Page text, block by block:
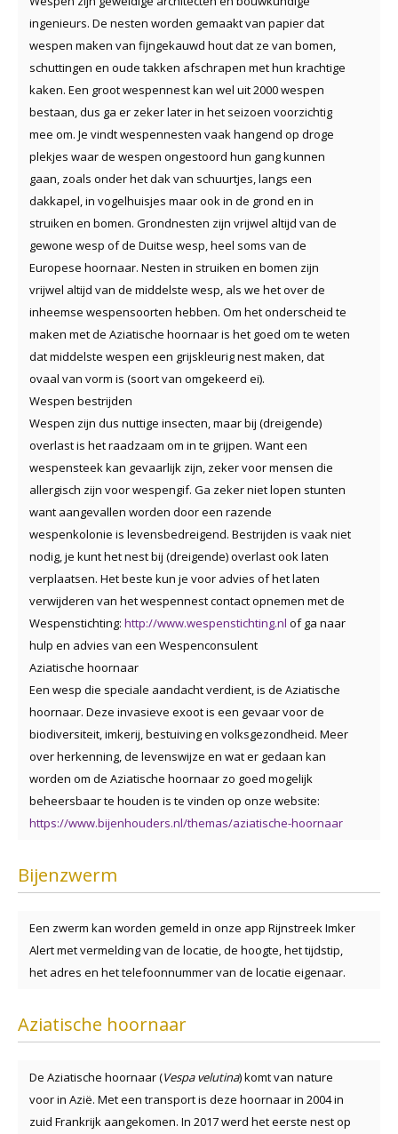
ingenieurs. De nesten worden gemaakt van papier dat
wespen maken van fijngekauwd hout dat ze van bomen,
schuttingen en oude takken afschrapen met hun krachtige
kaken. Een groot wespennest kan wel uit 2000 wespen
bestaan, dus ga er zeker later in het seizoen voorzichtig
mee om. Je vindt wespennesten vaak hangend op droge
plekjes waar de wespen ongestoord hun gang kunnen
gaan, zoals onder het dak van schuurtjes, langs een
dakkapel, in vogelhuisjes maar ook in de grond en in
struiken en bomen. Grondnesten zijn vrijwel altijd van de
gewone wesp of de Duitse wesp, heel soms van de
Europese hoornaar. Nesten in struiken en bomen zijn
vrijwel altijd van de middelste wesp, als we het over de
inheemse wespensoorten hebben. Om het onderscheid te
maken met de Aziatische hoornaar is het goed om te weten
dat middelste wespen een grijskleurig nest maken, dat
ovaal van vorm is (soort van omgekeerd ei).
Wespen bestrijden
Wespen zijn dus nuttige insecten, maar bij (dreigende)
overlast is het raadzaam om in te grijpen. Want een
wespensteek kan gevaarlijk zijn, zeker voor mensen die
allergisch zijn voor wespengif. Ga zeker niet lopen stunten
want aangevallen worden door een razende
wespenkolonie is levensbedreigend. Bestrijden is vaak niet
nodig, je kunt het nest bij (dreigende) overlast ook laten
verplaatsen. Het beste kun je voor advies of het laten
verwijderen van het wespennest contact opnemen met de
Wespenstichting: http://www.wespenstichting.nl of ga naar
hulp en advies van een Wespenconsulent
Aziatische hoornaar
Een wesp die speciale aandacht verdient, is de Aziatische
hoornaar. Deze invasieve exoot is een gevaar voor de
biodiversiteit, imkerij, bestuiving en volksgezondheid. Meer
over herkenning, de levenswijze en wat er gedaan kan
worden om de Aziatische hoornaar zo goed mogelijk
beheersbaar te houden is te vinden op onze website:
https://www.bijenhouders.nl/themas/aziatische-hoornaar
Bijenzwerm
Een zwerm kan worden gemeld in onze app Rijnstreek Imker
Alert met vermelding van de locatie, de hoogte, het tijdstip,
het adres en het telefoonnummer van de locatie eigenaar.
Aziatische hoornaar
De Aziatische hoornaar (Vespa velutina) komt van nature
voor in Azië. Met een transport is deze hoornaar in 2004 in
zuid Frankrijk aangekomen. In 2017 werd het eerste nest op